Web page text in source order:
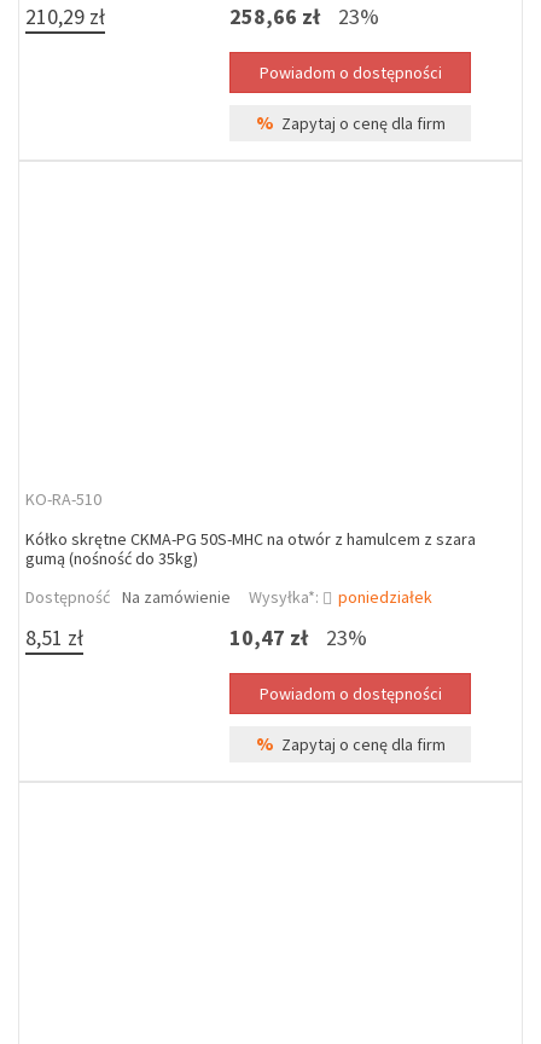
210,29 zł 258,66 zł 23%
% Zapytaj o cenę dla firm
KO-RA-510
Kółko skrętne CKMA-PG 50S-MHC na otwór z hamulcem z szara
gumą (nośność do 35kg)
Dostępność Na zamówienie Wysyłka*: poniedziałek
8,51 zł 10,47 zł 23%
% Zapytaj o cenę dla firm